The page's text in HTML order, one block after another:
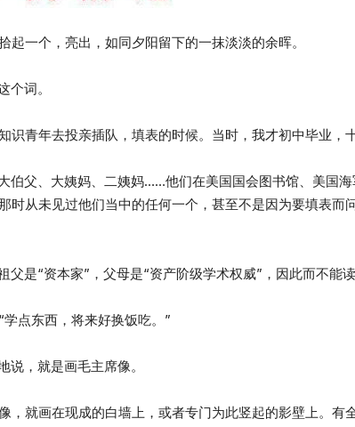
一个，亮出，如同夕阳留下的一抹淡淡的余晖。
个词。
青年去投亲插队，填表的时候。当时，我才初中毕业，十
伯父、大姨妈、二姨妈……他们在美国国会图书馆、美国
时从未见过他们当中的任何一个，甚至不是因为要填表而
是“资本家”，父母是“资产阶级学术权威”，因此而不能读
点东西，将来好换饭吃。”
，就是画毛主席像。
，就画在现成的白墙上，或者专门为此竖起的影壁上。有